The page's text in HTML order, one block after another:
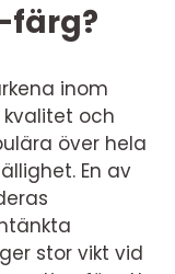
färg?
inom
och
över hela
En av
stor vikt vid